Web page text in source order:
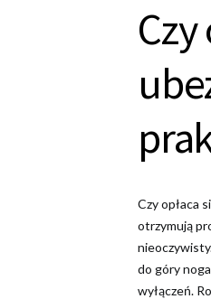
Czy opłaca
otrzymują
do góry
wyłączeń.